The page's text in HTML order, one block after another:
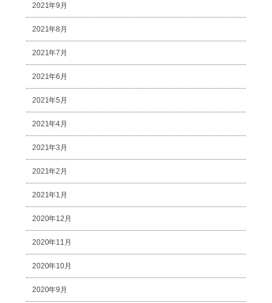
2021年9月
2021年8月
2021年7月
2021年6月
2021年5月
2021年4月
2021年3月
2021年2月
2021年1月
2020年12月
2020年11月
2020年10月
2020年9月